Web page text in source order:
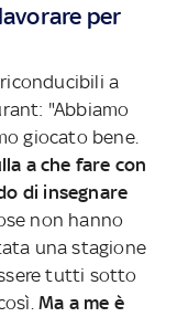
per
a
"Abbiamo
giocato bene.
a che fare con
di insegnare
non hanno
una stagione
tutti sotto
Ma a me è